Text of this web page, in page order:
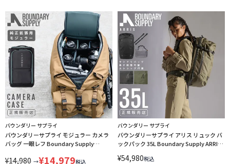
バウンダリー サプライ
バウンダリーサプライ モジュラー カメラ
バッグ 一眼レフ Boundary Supply
¥14,980 →¥14,979税込
バウンダリー サプライ
バウンダリーサプライ アリス リュック バ
ックパック 35L Boundary Supply ARRIS
¥54,980税込